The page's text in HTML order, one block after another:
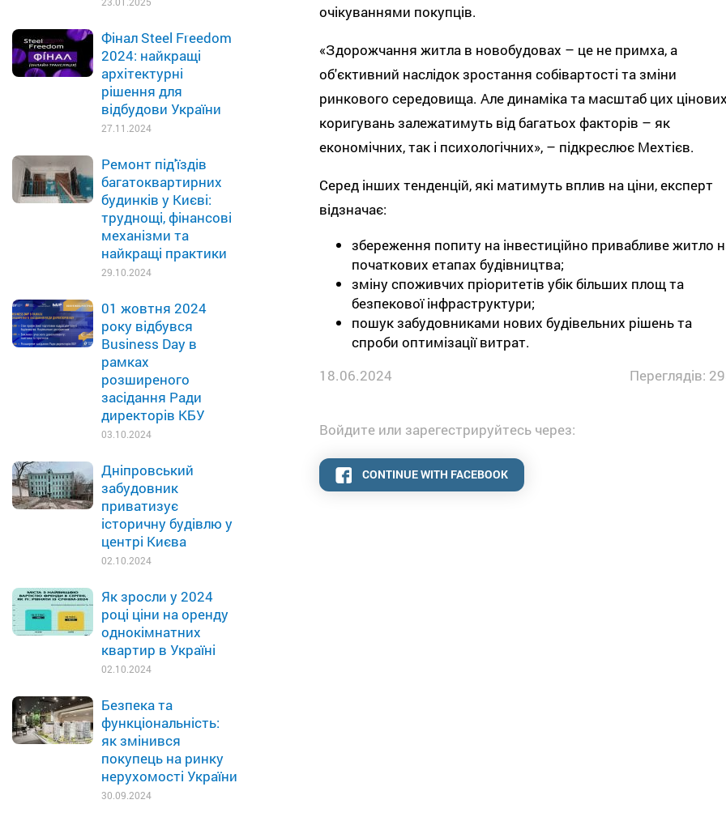
Фінал Steel Freedom
2024: найкращі
архітектурні
рішення для
відбудови України
27.11.2024
Ремонт під'їздів
багатоквартирних
будинків у Києві:
труднощі, фінансові
механізми та
найкращі практики
29.10.2024
01 жовтня 2024
року відбувся
Business Day в
рамках
розширеного
засідання Ради
директорів КБУ
03.10.2024
Дніпровський
забудовник
приватизує
історичну будівлю у
центрі Києва
02.10.2024
Як зросли у 2024
році ціни на оренду
однокімнатних
квартир в Україні
02.10.2024
Безпека та
функціональність:
як змінився
покупець на ринку
нерухомості України
30.09.2024
очікуваннями покупців.
«Здорожчання житла в новобудовах – це не примха, а
об'єктивний наслідок зростання собівартості та зміни
ринкового середовища. Але динаміка та масштаб цих
коригувань залежатимуть від багатьох факторів – як
економічних, так і психологічних», – підкреслює Мехтієв.
Серед інших тенденцій, які матимуть вплив на ціни, експерт
відзначає:
збереження попиту на інвестиційно привабливе житло
початкових етапах будівництва;
зміну споживчих пріоритетів убік більших площ та
безпекової інфраструктури;
пошук забудовниками нових будівельних рішень та
спроби оптимізації витрат.
18.06.2024
Переглядів:
Войдите или зарегестрируйтесь через:
CONTINUE WITH FACEBOOK